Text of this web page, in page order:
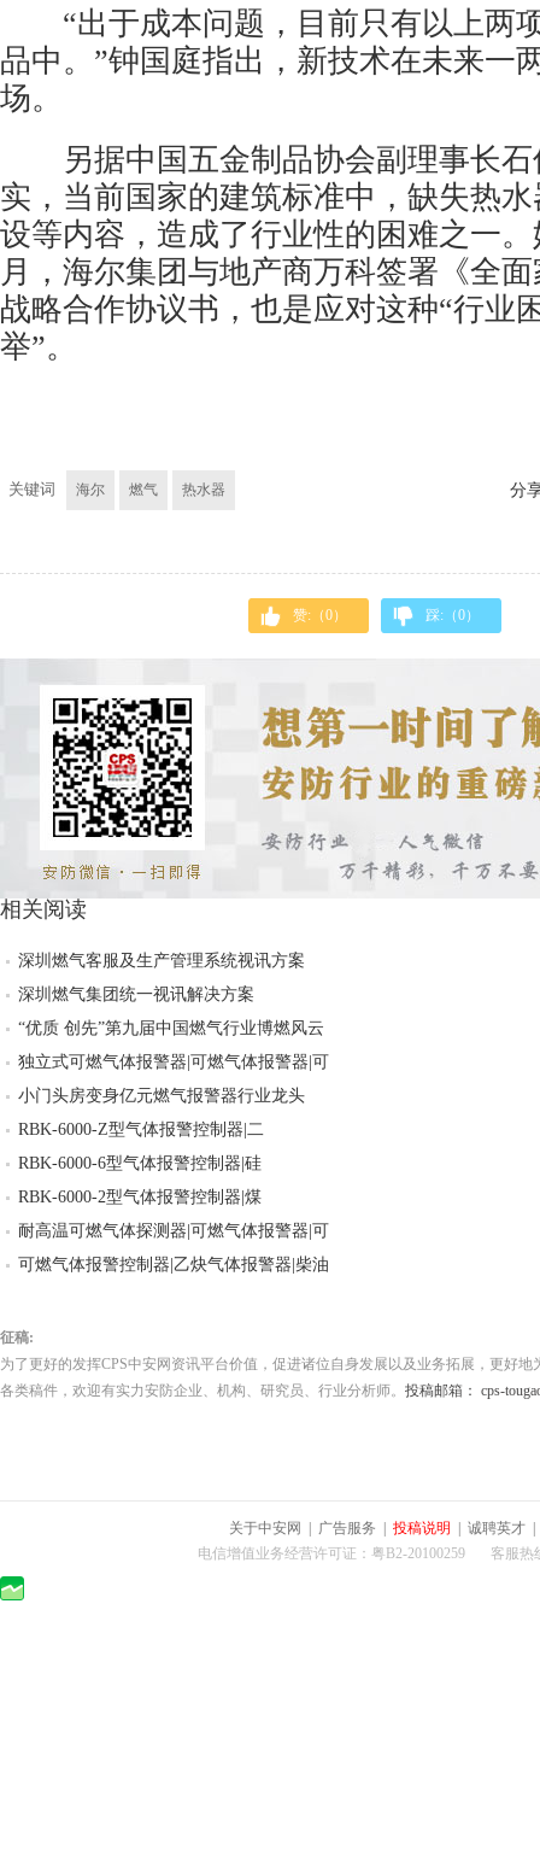
“出于成本问题，目前只有以上两
品中。”钟国庭指出，新技术在未来一
场。
另据中国五金制品协会副理事长石
实，当前国家的建筑标准中，缺失热
设等内容，造成了行业性的困难之一
月，海尔集团与地产商万科签署《全
战略合作协议书，也是应对这种“行业
举”。
关键词 海尔 燃气 热水器 分
赞:（0） 踩:（0）
相关阅读
深圳燃气客服及生产管理系统视讯方案
深圳燃气集团统一视讯解决方案
“优质 创先”第九届中国燃气行业博燃风云
独立式可燃气体报警器|可燃气体报警器|可
小门头房变身亿元燃气报警器行业龙头
RBK-6000-Z型气体报警控制器|二
RBK-6000-6型气体报警控制器|硅
RBK-6000-2型气体报警控制器|煤
耐高温可燃气体探测器|可燃气体报警器|可
可燃气体报警控制器|乙炔气体报警器|柴油
征稿:
为了更好的发挥CPS中安网资讯平台价值，促进诸位自身发展以及业务拓展，更好
各类稿件，欢迎有实力安防企业、机构、研究员、行业分析师。 投稿邮箱： cps-
关于中安网 广告服务 投稿说明 诚聘英才
电信增值业务经营许可证：粤B2-20100259 客服